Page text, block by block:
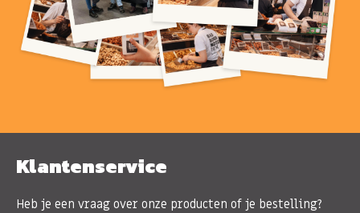
Klantenservice
Heb je een vraag over onze producten of je bestelling?